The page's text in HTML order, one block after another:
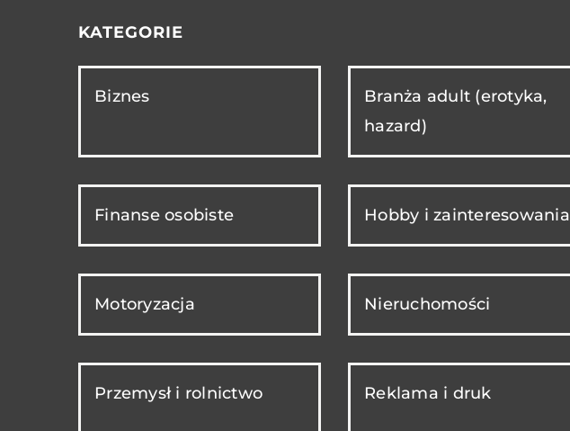
KATEGORIE
Biznes
Branża adult (erotyka,
hazard)
Finanse osobiste Hobby i zainteresowania
Motoryzacja Nieruchomości
Przemysł i rolnictwo Reklama i druk